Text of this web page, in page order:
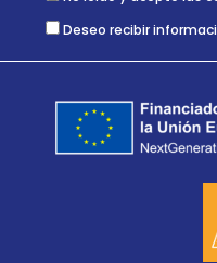
Deseo recibir